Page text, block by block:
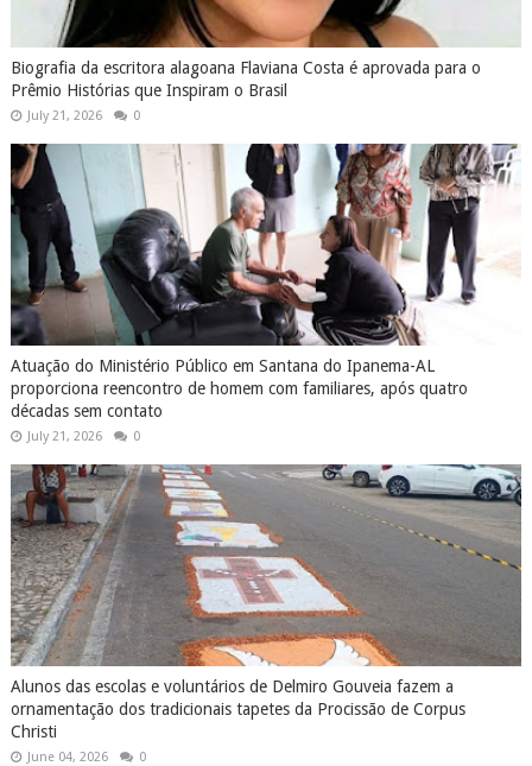
Biografia da escritora alagoana Flaviana Costa é aprovada para o
Prêmio Histórias que Inspiram o Brasil
July 21, 2026 0
Atuação do Ministério Público em Santana do Ipanema-AL
proporciona reencontro de homem com familiares, após quatro
décadas sem contato
July 21, 2026 0
Alunos das escolas e voluntários de Delmiro Gouveia fazem a
ornamentação dos tradicionais tapetes da Procissão de Corpus
Christi
June 04, 2026 0